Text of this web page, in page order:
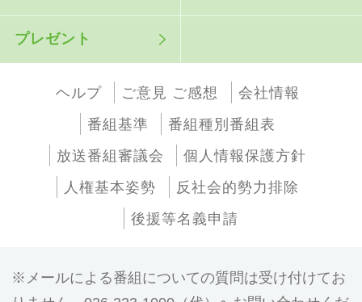
プレゼント
ヘルプ ご意見 ご感想
会社情報
番組基準
番組種別番組表
放送番組審議会
個人情報保護方針
人権基本姿勢
反社会的勢力排除
後援等名義申請
メールによる番組についての質問は受け付けてお